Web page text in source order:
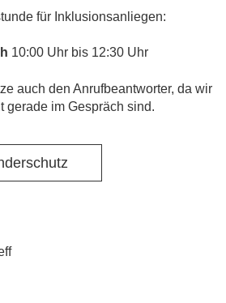
für Inklusionsanliegen:
10:00 Uhr bis 12:30 Uhr
auch den Anrufbeantworter, da wir
gerade im Gespräch sind.